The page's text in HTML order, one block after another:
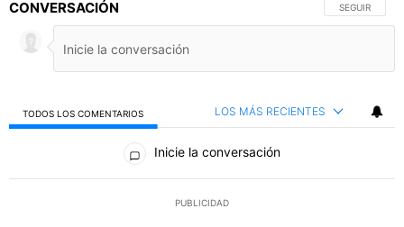
CONVERSACIÓN SIGA ESTA
SEGUIR
TODOS LOS COMENTARIOS LOS MÁS RECIENTES
Todos los comentarios
Inicie la conversación
PUBLICIDAD